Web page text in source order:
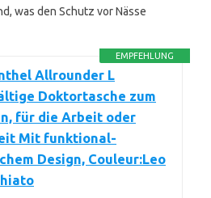
was den Schutz vor Nässe
EMPFEHLUNG
Allrounder L
Doktortasche zum
für die Arbeit oder
Mit funktional-
Design, Couleur:Leo